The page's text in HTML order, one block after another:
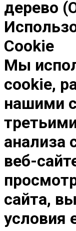
дерево
Cookie
Мы
cookie,
нашими
анализа
веб-
сайта,
условия